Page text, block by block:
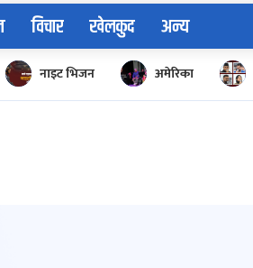
विचार खेलकुद अन्य
नाइट भिजन अमेरिका